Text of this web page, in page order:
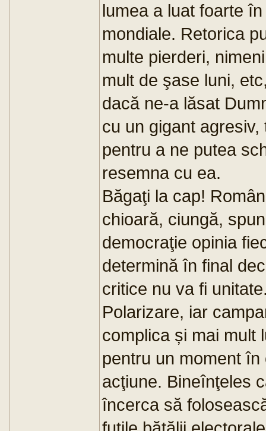
lumea a luat foarte
mondiale. Retorica
multe pierderi,
mult de şase luni,
dacă ne-a lăsat
cu un gigant
pentru a ne putea
resemna cu ea.
Băgaţi la cap!
chioară, ciungă,
democraţie opinia
determină în final
critice nu va fi
Polarizare, iar
complica și mai mult
pentru un moment
acţiune. Bineînţeles
încerca să